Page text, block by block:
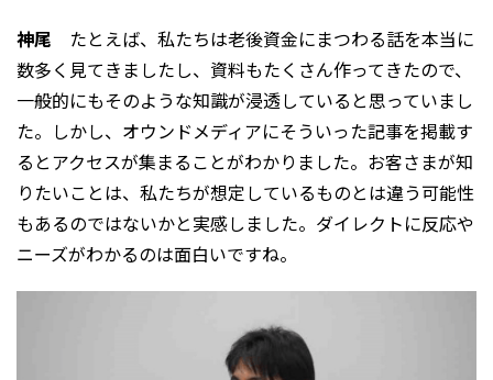
神尾 たとえば、私たちは老後資金にまつわる話を本当に
数多く見てきましたし、資料もたくさん作ってきたので、
一般的にもそのような知識が浸透していると思っていまし
た。しかし、オウンドメディアにそういった記事を掲載す
るとアクセスが集まることがわかりました。お客さまが知
りたいことは、私たちが想定しているものとは違う可能性
もあるのではないかと実感しました。ダイレクトに反応や
ニーズがわかるのは面白いですね。